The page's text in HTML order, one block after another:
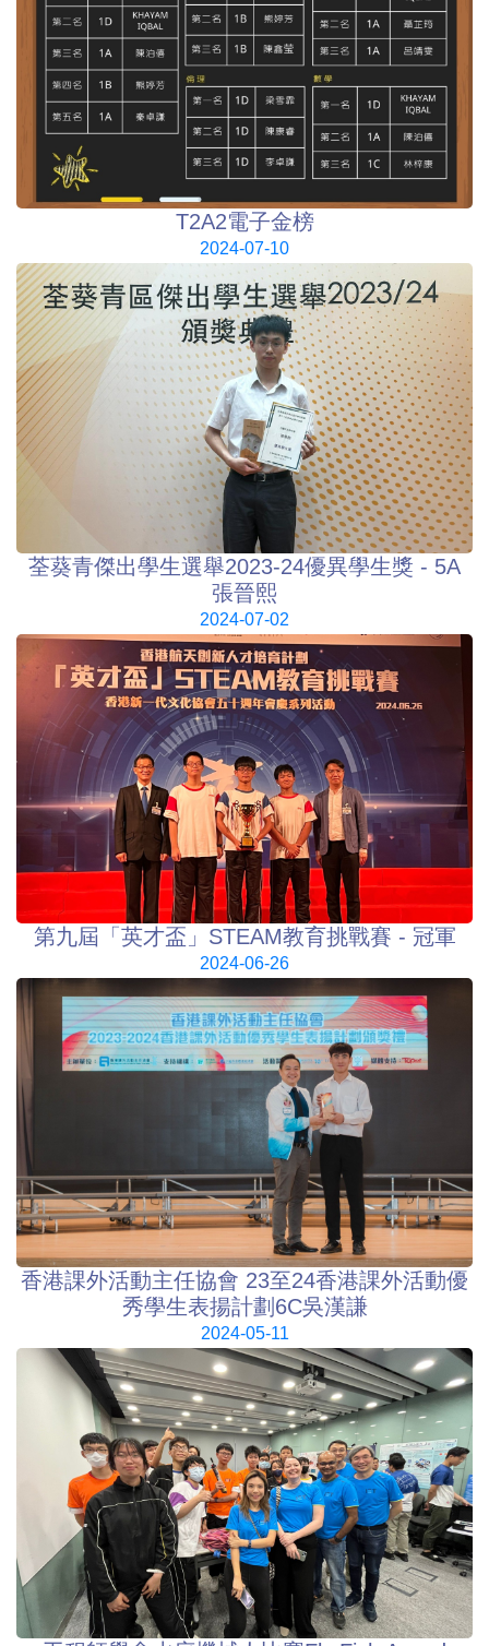
T2A2電子金榜
2024-07-10
荃葵青傑出學生選舉2023-24優異學生獎 - 5A
張晉熙
2024-07-02
第九屆「英才盃」STEAM教育挑戰賽 - 冠軍
2024-06-26
香港課外活動主任協會 23至24香港課外活動優
秀學生表揚計劃6C吳漢謙
2024-05-11